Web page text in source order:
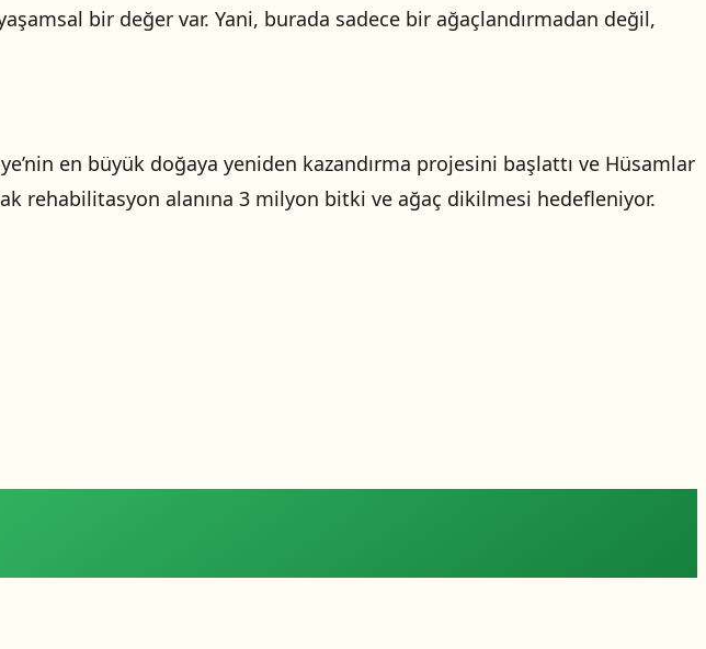
bir değer var. Yani, burada sadece bir ağaçlandırmadan değil,
en büyük doğaya yeniden kazandırma projesini başlattı ve Hüsamlar
rehabilitasyon alanına 3 milyon bitki ve ağaç dikilmesi hedefleniyor.